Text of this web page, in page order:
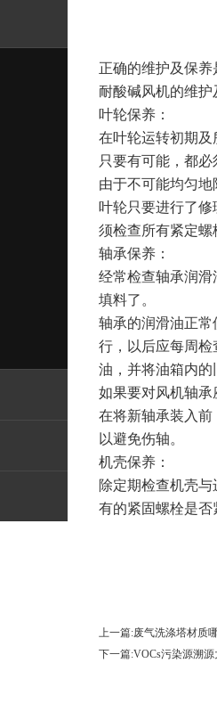
正确的维护及保
耐酸碱风机的维护
叶轮保养：
在叶轮运转初期
只要有可能，都
由于不可能均匀
叶轮只要进行了
须检查所有紧定
轴承保养：
经常检查轴承润
填料了。
轴承的润滑油正
行，以后应每周
油，并将油箱内
如果要对风机轴
在将新轴承装入
以避免伤轴。
机壳保养：
除定期检查机壳
有的紧固螺栓是
上一篇:废气洗涤塔材质
下一篇:VOCs污染源溯